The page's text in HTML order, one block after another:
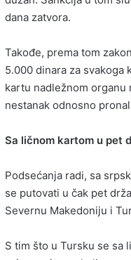
dana zatvora.
Takođe, prema tom
5.000 dinara za
kartu nadležnom
nestanak odnosno
Sa ličnom kartom u pet
Podsećanja radi, sa
se putovati u čak pet
Severnu Makedoniju i
S tim što u Tursku se sa